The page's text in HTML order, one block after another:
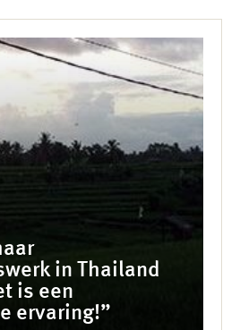
in Thailand
is een
ervaring!”